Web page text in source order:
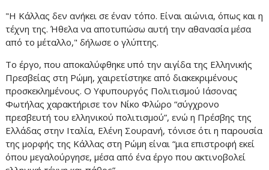
"Η Κάλλας δεν ανήκει σε έναν τόπο. Είναι αιώνια, όπως και η
τέχνη της. Ήθελα να αποτυπώσω αυτή την αθανασία μέσα
από το μέταλλο," δήλωσε ο γλύπτης.
Το έργο, που αποκαλύφθηκε υπό την αιγίδα της Ελληνικής
Πρεσβείας στη Ρώμη, χαιρετίστηκε από διακεκριμένους
προσκεκλημένους. Ο Υφυπουργός Πολιτισμού Ιάσονας
Φωτήλας χαρακτήρισε τον Νίκο Φλώρο “σύγχρονο
πρεσβευτή του ελληνικού πολιτισμού”, ενώ η Πρέσβης της
Ελλάδας στην Ιταλία, Ελένη Σουρανή, τόνισε ότι η παρουσία
της μορφής της Κάλλας στη Ρώμη είναι “μια επιστροφή εκεί
όπου μεγαλούργησε, μέσα από ένα έργο που ακτινοβολεί